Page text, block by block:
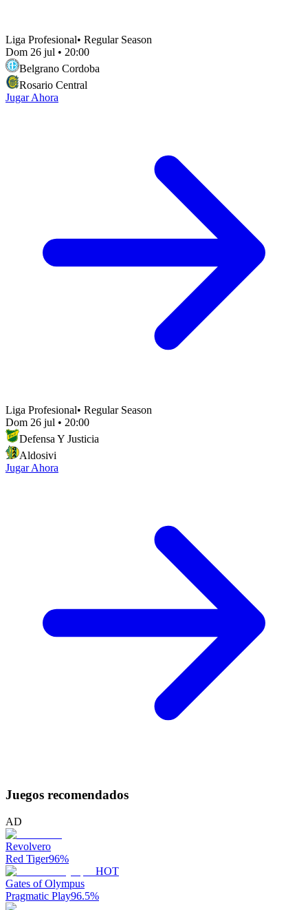
Liga Profesional• Regular Season
Dom 26 jul • 20:00
Belgrano Cordoba
Rosario Central
Jugar Ahora
Liga Profesional• Regular Season
Dom 26 jul • 20:00
Defensa Y Justicia
Aldosivi
Jugar Ahora
Juegos recomendados
AD
Revolvero
Red Tiger96%
HOT
Gates of Olympus
Pragmatic Play96.5%